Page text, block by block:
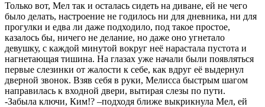
Только вот, Мел так и осталась сидеть на диване, ей не чего
было делать, настроение не годилось ни для дневника, ни для
прогулки и едва ли даже подходило, под такое простое,
казалось бы, ничего не делание, но даже оно угнетало
девушку, с каждой минутой вокруг неё нарастала пустота и
нагнетающая тишина. На глазах уже начали были появляться
первые слезинки от жалости к себе, как вдруг её выдернул
дверной звонок. Взяв себя в руки, Мелисса быстрым шагом
направилась к входной двери, вытирая слезы по пути.
-Забыла ключи, Ким!? –подходя ближе выкрикнула Мел, ей